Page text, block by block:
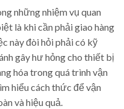
những nhiệm vụ quan
là khi cần phải giao hàng
này đòi hỏi phải có kỹ
gây hư hỏng cho thiết bị
hóa trong quá trình vận
hiểu cách thức để vận
và hiệu quả.